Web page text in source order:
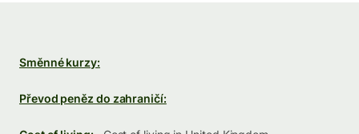
Směnné kurzy:
Převod peněz do zahraničí: